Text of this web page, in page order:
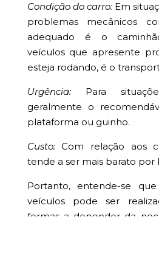
Condição do carro: Em
problemas mecânicos
adequado é o
veículos que apresente
esteja rodando, é o
Urgência: Para
geralmente o
plataforma ou guinho.
Custo:Com relação aos
tende a ser mais barato por
Portanto, entende-se
veículos pode ser
formas a depender da